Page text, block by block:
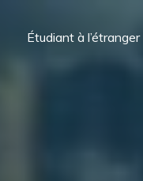
Étudiant à l’étranger